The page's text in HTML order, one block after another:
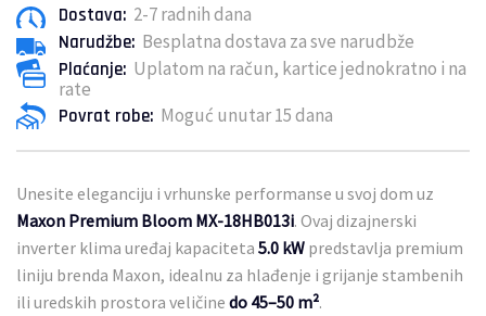
Dostava: 2-7 radnih dana
Narudžbe: Besplatna dostava za sve narudbže
Plaćanje: Uplatom na račun, kartice jednokratno i na
rate
Povrat robe: Moguć unutar 15 dana
Unesite eleganciju i vrhunske performanse u svoj dom uz
Maxon Premium Bloom MX-18HB013i. Ovaj dizajnerski
inverter klima uređaj kapaciteta 5.0 kW predstavlja premium
liniju brenda Maxon, idealnu za hlađenje i grijanje stambenih
ili uredskih prostora veličine do 45–50 m².